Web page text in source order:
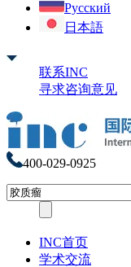
Русский
日本語
联系INC
寻求咨询意见
400-029-0925
INC首页
学术交流